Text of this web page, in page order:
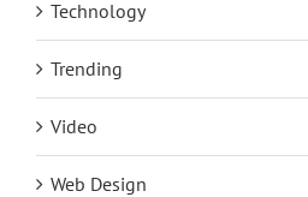
Technology
Trending
Video
Web Design